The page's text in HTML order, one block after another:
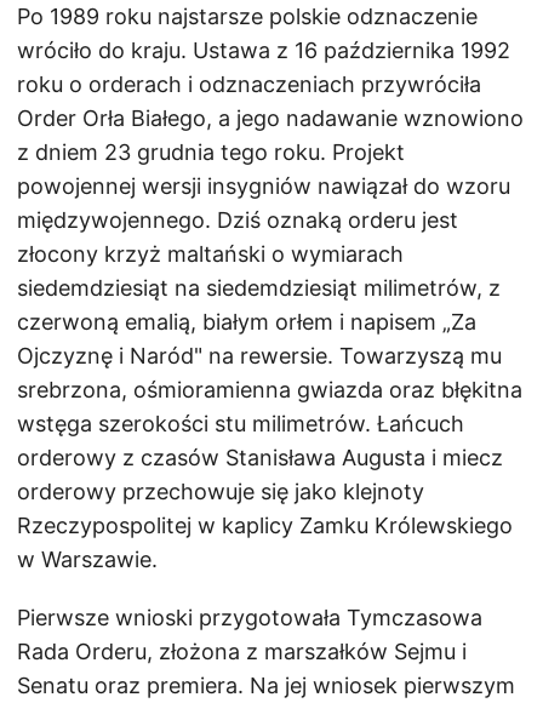
Po 1989 roku najstarsze polskie odznaczenie
wróciło do kraju. Ustawa z 16 października 1992
roku o orderach i odznaczeniach przywróciła
Order Orła Białego, a jego nadawanie wznowiono
z dniem 23 grudnia tego roku. Projekt
powojennej wersji insygniów nawiązał do wzoru
międzywojennego. Dziś oznaką orderu jest
złocony krzyż maltański o wymiarach
siedemdziesiąt na siedemdziesiąt milimetrów, z
czerwoną emalią, białym orłem i napisem „Za
Ojczyznę i Naród" na rewersie. Towarzyszą mu
srebrzona, ośmioramienna gwiazda oraz błękitna
wstęga szerokości stu milimetrów. Łańcuch
orderowy z czasów Stanisława Augusta i miecz
orderowy przechowuje się jako klejnoty
Rzeczypospolitej w kaplicy Zamku Królewskiego
w Warszawie.
Pierwsze wnioski przygotowała Tymczasowa
Rada Orderu, złożona z marszałków Sejmu i
Senatu oraz premiera. Na jej wniosek pierwszym